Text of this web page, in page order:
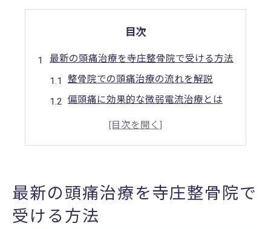
目次
最新の頭痛治療を寺庄整骨院で受ける方法
整骨院での頭痛治療の流れを解説
偏頭痛に効果的な微弱電流治療とは
筋緊張の緩和で頭痛を根本改善
最新の治療法で生活の質を向上
寺庄整骨院で偏頭痛を根本改善する治療法
頭痛の最新治療を整骨院で体験
最新の頭痛治療を寺庄整骨院で
受ける方法